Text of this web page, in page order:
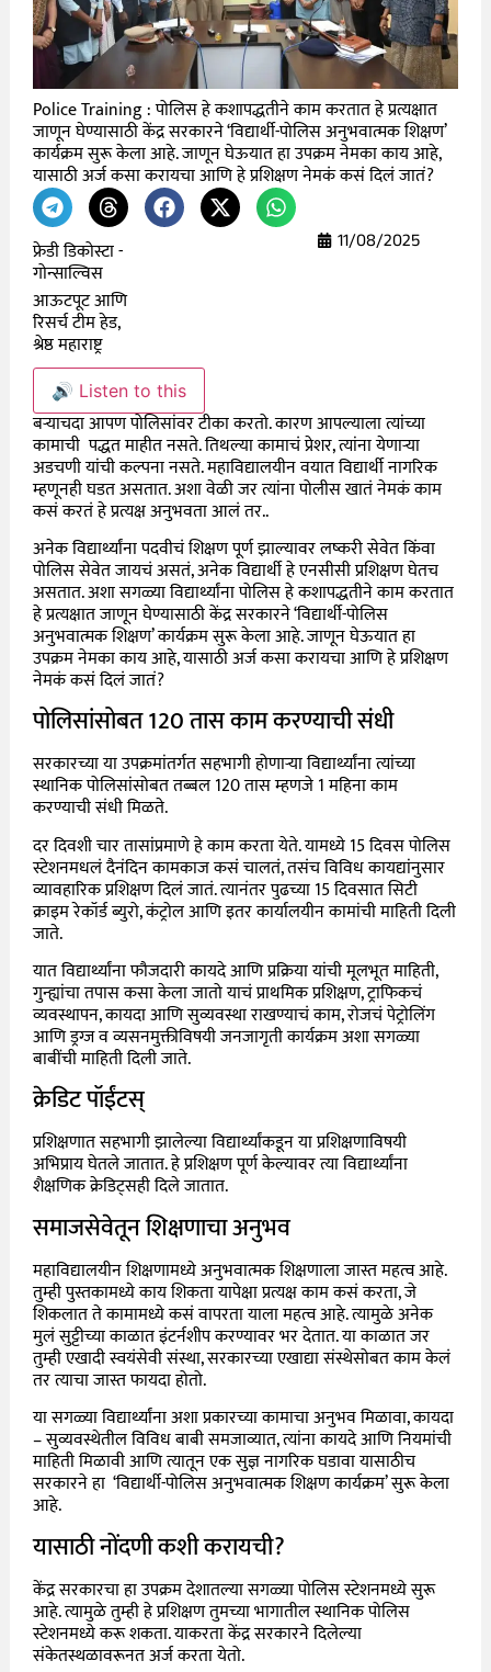
Police Training : पोलिस हे कशापद्धतीने काम करतात हे प्रत्यक्षात
जाणून घेण्यासाठी केंद्र सरकारने ‘विद्यार्थी-पोलिस अनुभवात्मक शिक्षण’
कार्यक्रम सुरू केला आहे. जाणून घेऊयात हा उपक्रम नेमका काय आहे,
यासाठी अर्ज कसा करायचा आणि हे प्रशिक्षण नेमकं कसं दिलं जातं?
फ्रेडी डिकोस्टा -
गोन्साल्विस
आऊटपूट आणि
रिसर्च टीम हेड,
श्रेष्ठ महाराष्ट्र
11/08/2025
🔊 Listen to this
बऱ्याचदा आपण पोलिसांवर टीका करतो. कारण आपल्याला त्यांच्या
कामाची पद्धत माहीत नसते. तिथल्या कामाचं प्रेशर, त्यांना येणाऱ्या
अडचणी यांची कल्पना नसते. महाविद्यालयीन वयात विद्यार्थी नागरिक
म्हणूनही घडत असतात. अशा वेळी जर त्यांना पोलीस खातं नेमकं काम
कसं करतं हे प्रत्यक्ष अनुभवता आलं तर..
अनेक विद्यार्थ्यांना पदवीचं शिक्षण पूर्ण झाल्यावर लष्करी सेवेत किंवा
पोलिस सेवेत जायचं असतं, अनेक विद्यार्थी हे एनसीसी प्रशिक्षण घेतच
असतात. अशा सगळ्या विद्यार्थ्यांना पोलिस हे कशापद्धतीने काम करतात
हे प्रत्यक्षात जाणून घेण्यासाठी केंद्र सरकारने ‘विद्यार्थी-पोलिस
अनुभवात्मक शिक्षण’ कार्यक्रम सुरू केला आहे. जाणून घेऊयात हा
उपक्रम नेमका काय आहे, यासाठी अर्ज कसा करायचा आणि हे प्रशिक्षण
नेमकं कसं दिलं जातं?
पोलिसांसोबत 120 तास काम करण्याची संधी
सरकारच्या या उपक्रमांतर्गत सहभागी होणाऱ्या विद्यार्थ्यांना त्यांच्या
स्थानिक पोलिसांसोबत तब्बल 120 तास म्हणजे 1 महिना काम
करण्याची संधी मिळते.
दर दिवशी चार तासांप्रमाणे हे काम करता येते. यामध्ये 15 दिवस पोलिस
स्टेशनमधलं दैनंदिन कामकाज कसं चालतं, तसंच विविध कायद्यांनुसार
व्यावहारिक प्रशिक्षण दिलं जातं. त्यानंतर पुढच्या 15 दिवसात सिटी
क्राइम रेकॉर्ड ब्युरो, कंट्रोल आणि इतर कार्यालयीन कामांची माहिती दिली
जाते.
यात विद्यार्थ्यांना फौजदारी कायदे आणि प्रक्रिया यांची मूलभूत माहिती,
गुन्ह्यांचा तपास कसा केला जातो याचं प्राथमिक प्रशिक्षण, ट्राफिकचं
व्यवस्थापन, कायदा आणि सुव्यवस्था राखण्याचं काम, रोजचं पेट्रोलिंग
आणि ड्रग्ज व व्यसनमुक्तीविषयी जनजागृती कार्यक्रम अशा सगळ्या
बाबींची माहिती दिली जाते.
क्रेडिट पॉईंटस्
प्रशिक्षणात सहभागी झालेल्या विद्यार्थ्यांकडून या प्रशिक्षणाविषयी
अभिप्राय घेतले जातात. हे प्रशिक्षण पूर्ण केल्यावर त्या विद्यार्थ्यांना
शैक्षणिक क्रेडिट्सही दिले जातात.
समाजसेवेतून शिक्षणाचा अनुभव
महाविद्यालयीन शिक्षणामध्ये अनुभवात्मक शिक्षणाला जास्त महत्व आहे.
तुम्ही पुस्तकामध्ये काय शिकता यापेक्षा प्रत्यक्ष काम कसं करता, जे
शिकलात ते कामामध्ये कसं वापरता याला महत्व आहे. त्यामुळे अनेक
मुलं सुट्टीच्या काळात इंटर्नशीप करण्यावर भर देतात. या काळात जर
तुम्ही एखादी स्वयंसेवी संस्था, सरकारच्या एखाद्या संस्थेसोबत काम केलं
तर त्याचा जास्त फायदा होतो.
या सगळ्या विद्यार्थ्यांना अशा प्रकारच्या कामाचा अनुभव मिळावा, कायदा
– सुव्यवस्थेतील विविध बाबी समजाव्यात, त्यांना कायदे आणि नियमांची
माहिती मिळावी आणि त्यातून एक सुज्ञ नागरिक घडावा यासाठीच
सरकारने हा ‘विद्यार्थी-पोलिस अनुभवात्मक शिक्षण कार्यक्रम’ सुरू केला
आहे.
यासाठी नोंदणी कशी करायची?
केंद्र सरकारचा हा उपक्रम देशातल्या सगळ्या पोलिस स्टेशनमध्ये सुरू
आहे. त्यामुळे तुम्ही हे प्रशिक्षण तुमच्या भागातील स्थानिक पोलिस
स्टेशनमध्ये करू शकता. याकरता केंद्र सरकारने दिलेल्या
संकेतस्थळावरूनत अर्ज करता येतो.